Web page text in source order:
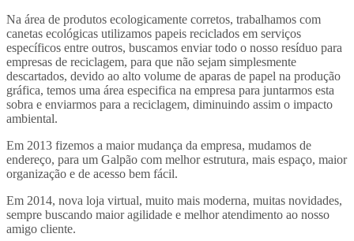
Na área de produtos ecologicamente corretos, trabalhamos com
canetas ecológicas utilizamos papeis reciclados em serviços
específicos entre outros, buscamos enviar todo o nosso resíduo para
empresas de reciclagem, para que não sejam simplesmente
descartados, devido ao alto volume de aparas de papel na produção
gráfica, temos uma área especifica na empresa para juntarmos esta
sobra e enviarmos para a reciclagem, diminuindo assim o impacto
ambiental.
Em 2013 fizemos a maior mudança da empresa, mudamos de
endereço, para um Galpão com melhor estrutura, mais espaço, maior
organização e de acesso bem fácil.
Em 2014, nova loja virtual, muito mais moderna, muitas novidades,
sempre buscando maior agilidade e melhor atendimento ao nosso
amigo cliente.